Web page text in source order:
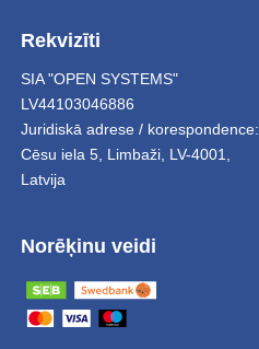
Rekvizīti
SIA "OPEN SYSTEMS"
LV44103046886
Juridiskā adrese / korespondence:
Cēsu iela 5, Limbaži, LV-4001,
Latvija
Norēķinu veidi